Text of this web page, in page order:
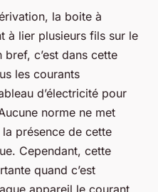
la boite à
à lier plusieurs fils sur le
c’est dans cette
les courants
d’électricité pour
norme ne met
présence de cette
Cependant, cette
quand c’est